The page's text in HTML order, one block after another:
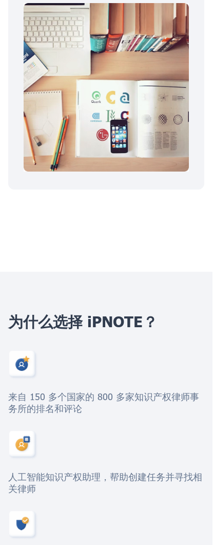
为什么选择 iPNOTE？
来自 150 多个国家的 800 多家知识产权律师事
务所的排名和评论
人工智能知识产权助理，帮助创建任务并寻找相
关律师